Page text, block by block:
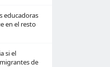
educadoras
en el resto
si el
de